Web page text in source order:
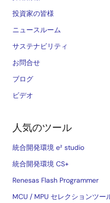
投資家の皆様
ニュースルーム
サステナビリティ
お問合せ
ブログ
ビデオ
人気のツール
統合開発環境 e² studio
統合開発環境 CS+
Renesas Flash Programmer
MCU / MPU セレクションツー